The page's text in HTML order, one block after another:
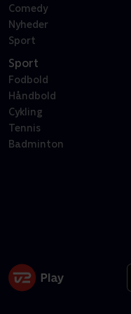
Comedy
Nyheder
Sport
Sport
Fodbold
Håndbold
Cykling
Tennis
Badminton